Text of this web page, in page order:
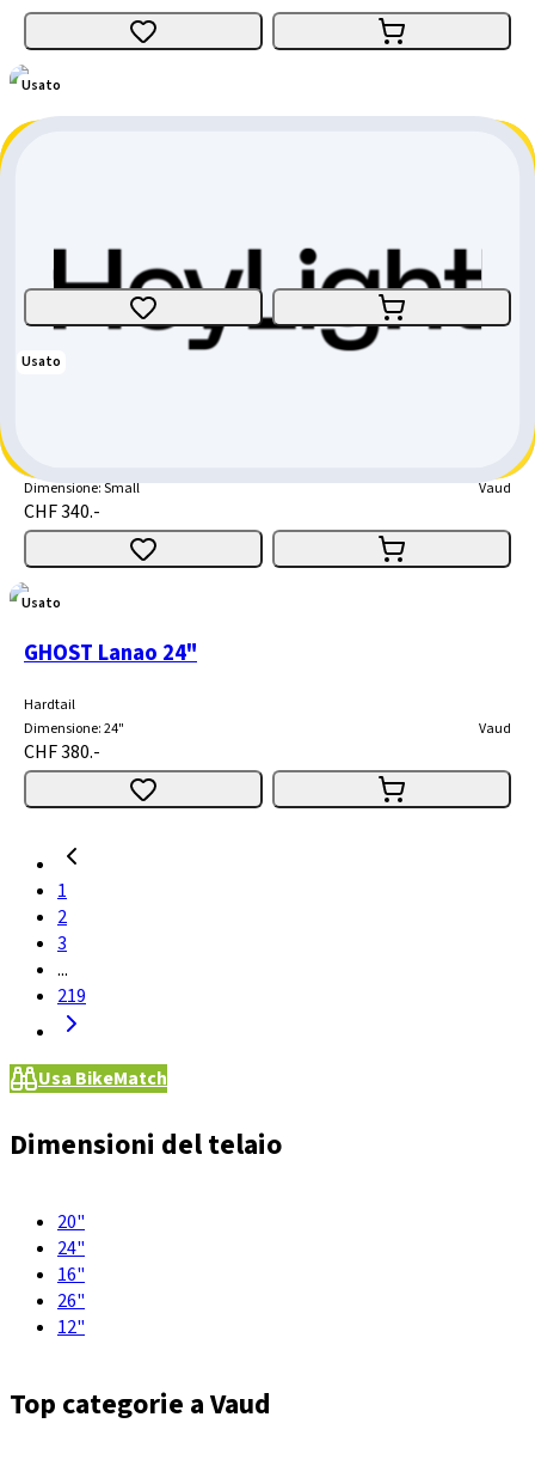
Usato
Stromer ST2
CHF 7'900.-CHF 2'700.-
CHF 5'200.-
Usato
Dimensione:Small Vaud
CHF 340.-
Usato
GHOST Lanao 24"
Hardtail
Dimensione:24" Vaud
CHF 380.-
1
2
3
...
219
Usa BikeMatch
Dimensioni del telaio
20"
24"
16"
26"
12"
Top categorie a Vaud